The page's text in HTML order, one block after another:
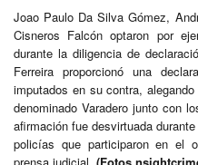
Joao Paulo Da Silva Gómez,
Cisneros Falcón optaron por
durante la diligencia de
Ferreira proporcionó una
imputados en su contra,
denominado Varadero junto con
afirmación fue desvirtuada
policías que participaron en el